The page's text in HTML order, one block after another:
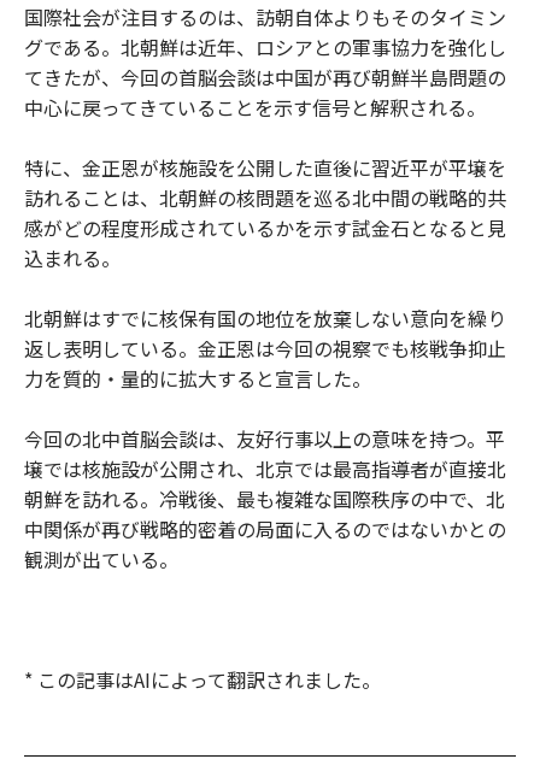
国際社会が注目するのは、訪朝自体よりもそのタイミン
グである。北朝鮮は近年、ロシアとの軍事協力を強化し
てきたが、今回の首脳会談は中国が再び朝鮮半島問題の
中心に戻ってきていることを示す信号と解釈される。
特に、金正恩が核施設を公開した直後に習近平が平壌を
訪れることは、北朝鮮の核問題を巡る北中間の戦略的共
感がどの程度形成されているかを示す試金石となると見
込まれる。
北朝鮮はすでに核保有国の地位を放棄しない意向を繰り
返し表明している。金正恩は今回の視察でも核戦争抑止
力を質的・量的に拡大すると宣言した。
今回の北中首脳会談は、友好行事以上の意味を持つ。平
壌では核施設が公開され、北京では最高指導者が直接北
朝鮮を訪れる。冷戦後、最も複雑な国際秩序の中で、北
中関係が再び戦略的密着の局面に入るのではないかとの
観測が出ている。
* この記事はAIによって翻訳されました。